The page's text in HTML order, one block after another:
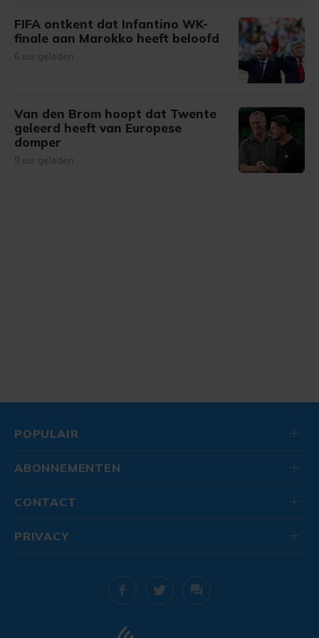
FIFA ontkent dat Infantino WK-
finale aan Marokko heeft beloofd
6 uur geleden
Van den Brom hoopt dat Twente
geleerd heeft van Europese
domper
9 uur geleden
POPULAIR
ABONNEMENTEN
CONTACT
PRIVACY